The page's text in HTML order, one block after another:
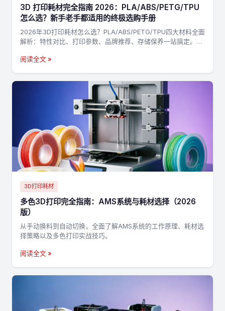
3D 打印耗材完全指南 2026：PLA/ABS/PETG/TPU
怎么选？新手老手都适用的终极选购手册
2026年3D打印耗材怎么选？PLA/ABS/PETG/TPU四大材料全面
解析：特性对比、打印参数、品牌推荐、存储保养一站搞定。附
阅读全文 »
3D打印耗材
多色3D打印完全指南：AMS系统与耗材选择（2026
版）
从手动换料到自动切换，全面了解AMS系统的工作原理、耗材选
择策略以及多色打印实战技巧。
阅读全文 »